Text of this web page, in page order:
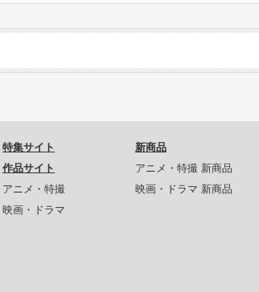
特集サイト
作品サイト
アニメ・特撮
映画・ドラマ
新商品
アニメ・特撮 新商品
映画・ドラマ 新商品